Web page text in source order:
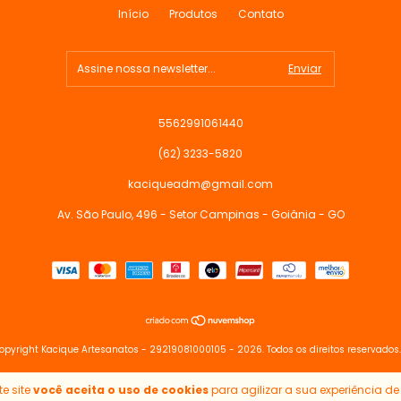
sitevocê aceita o uso de cookiespara agilizar a sua experiência
Início Produtos Contato
5562991061440
(62) 3233-5820
kaciqueadm@gmail.com
Av. São Paulo, 496 - Setor Campinas - Goiânia - GO
Kacique Artesanatos - 29219081000105 - 2026. Todos os direitos reservados.